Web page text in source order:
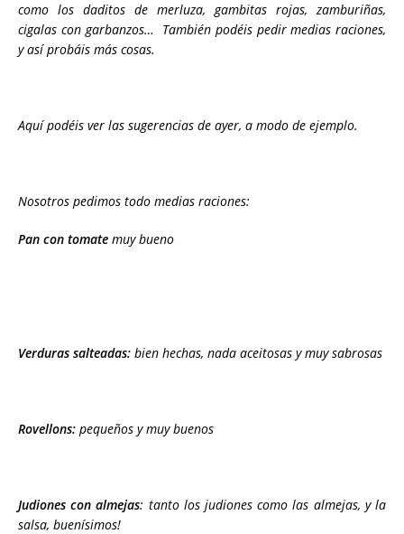
como los daditos de merluza, gambitas rojas, zamburiñas,
cigalas con garbanzos… También podéis pedir medias raciones,
y así probáis más cosas.
Aquí podéis ver las sugerencias de ayer, a modo de ejemplo.
Nosotros pedimos todo medias raciones:
Pan con tomate muy bueno
Verduras salteadas: bien hechas, nada aceitosas y muy sabrosas
Rovellons: pequeños y muy buenos
Judiones con almejas: tanto los judiones como las almejas, y la
salsa, buenísimos!